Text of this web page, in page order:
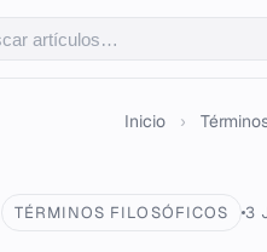
Inicio ›
TÉRMINOS FILOSÓFICOS 3